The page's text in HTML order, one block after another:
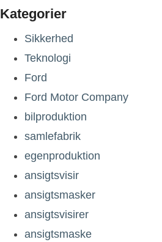
Kategorier
Sikkerhed
Teknologi
Ford
Ford Motor Company
bilproduktion
samlefabrik
egenproduktion
ansigtsvisir
ansigtsmasker
ansigtsvisirer
ansigtsmaske